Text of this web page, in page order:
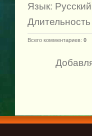
Язык: Русский
Всего комментариев: 0